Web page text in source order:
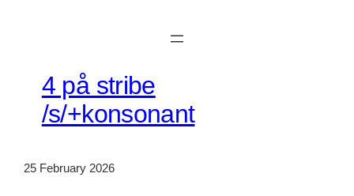
4 på stribe
/s/+konsonant
25 February 2026